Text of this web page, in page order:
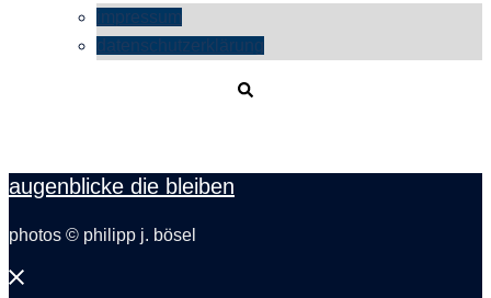
impressum
datenschutzerklärung
augenblicke die bleiben
photos © philipp j. bösel
Menü